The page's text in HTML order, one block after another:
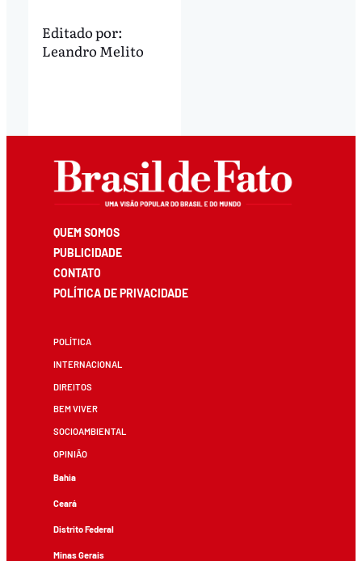
Editado por:
Leandro Melito
QUEM SOMOS
PUBLICIDADE
CONTATO
POLÍTICA DE PRIVACIDADE
POLÍTICA
INTERNACIONAL
DIREITOS
BEM VIVER
SOCIOAMBIENTAL
OPINIÃO
Bahia
Ceará
Distrito Federal
Minas Gerais